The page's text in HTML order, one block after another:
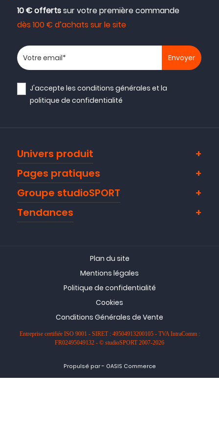
10 € offertssur votre première commande
dès 100 € d’achats sur le site
Votre adresse email
J'accepte lesconditions générales et la
politique de confidentialité
Univers produit
Pages pratiques
Groupe studioSPORT
Tendances
Plan du site
Mentions légales
Politique de confidentialité
Cookies
Conditions Générales de Vente
Entreprise certifiée ISO 9001 - SIRET : 49504913200105 - TVA IntraComm :
FR02495049132 - © studioSPORT 2007-2026
Propulsé par- OASIS Commerce